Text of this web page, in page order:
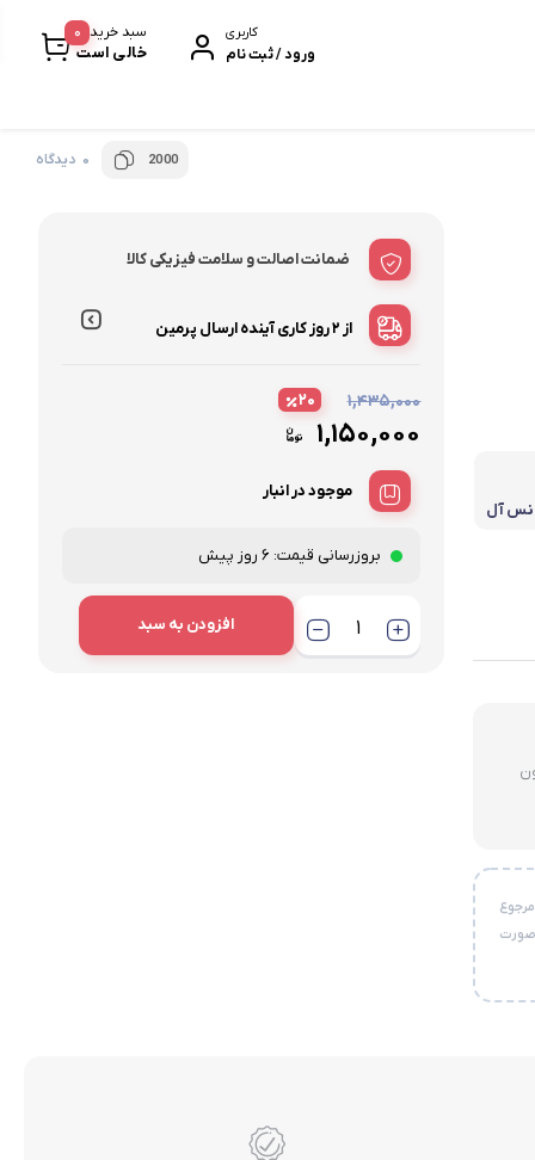
کاربری
ورود / ثبت نام
سبد خرید
خالی است
0
پروتئین بار
بیسکویت و ویفر
2000 0 دیدگاه
آل
۳ میلیون
مرجوع
صورت
ضمانت اصالت و سلامت فیزیکی کالا
از ۲ روز کاری آینده ارسال پرمین
۱,۴۳۵,۰۰۰
۱,۱۵۰,۰۰۰
۲۰
موجود در انبار
بروزرسانی قیمت: 6 روز پیش
افزودن به سبد